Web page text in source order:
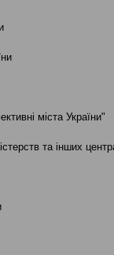
міста України"
та інших